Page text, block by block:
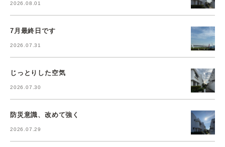
2026.08.01
7月最終日です
2026.07.31
じっとりした空気
2026.07.30
防災意識、改めて強く
2026.07.29